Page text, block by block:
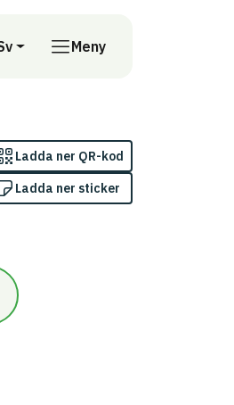
Meny
Ladda ner QR-kod
Ladda ner sticker